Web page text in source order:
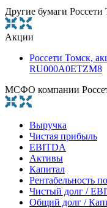
Другие бумаги Россети
Акции
Россети Томск,
RU000A0ETZM8
МСФО компании
Выручка
Чистая прибыль
EBITDA
Активы
Капитал
Рентабельность
Чистый долг /
Общий долг /